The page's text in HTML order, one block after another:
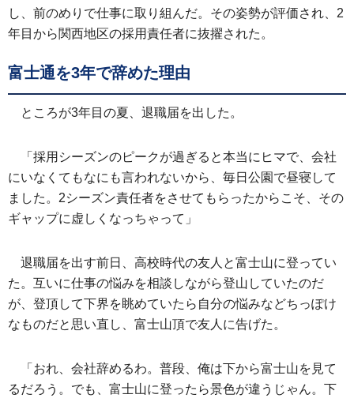
し、前のめりで仕事に取り組んだ。その姿勢が評価され、2
年目から関西地区の採用責任者に抜擢された。
富士通を3年で辞めた理由
ところが3年目の夏、退職届を出した。
「採用シーズンのピークが過ぎると本当にヒマで、会社
にいなくてもなにも言われないから、毎日公園で昼寝して
ました。2シーズン責任者をさせてもらったからこそ、その
ギャップに虚しくなっちゃって」
退職届を出す前日、高校時代の友人と富士山に登ってい
た。互いに仕事の悩みを相談しながら登山していたのだ
が、登頂して下界を眺めていたら自分の悩みなどちっぽけ
なものだと思い直し、富士山頂で友人に告げた。
「おれ、会社辞めるわ。普段、俺は下から富士山を見て
るだろう。でも、富士山に登ったら景色が違うじゃん。下